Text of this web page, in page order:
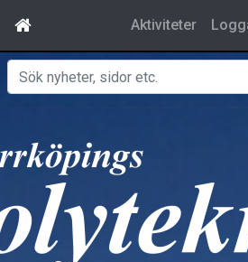
Aktiviteter